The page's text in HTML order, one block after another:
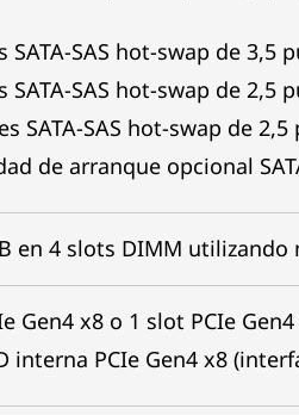
SATA-SAS hot-swap de 3,5
SATA-SAS hot-swap de 2,5
SATA-SAS hot-swap de 2,5
de arranque opcional
en 4 slots DIMM utilizando
Gen4 x8 o 1 slot PCIe
interna PCIe Gen4 x8